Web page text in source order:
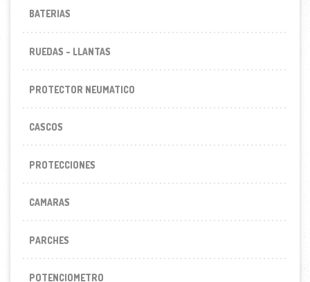
BATERIAS
RUEDAS - LLANTAS
PROTECTOR NEUMATICO
CASCOS
PROTECCIONES
CAMARAS
PARCHES
POTENCIOMETRO